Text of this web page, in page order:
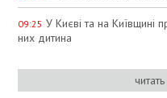
09:25 У Києві та на Київщині
них дитина